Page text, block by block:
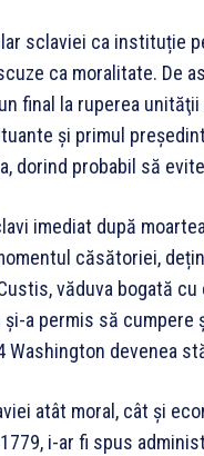
sclaviei ca instituție
ca moralitate. De
final la ruperea
și primul
dorind probabil să
imediat după
căsătoriei,
văduva bogată
a permis să
Washington devenea
atât moral, cât și
i-ar fi spus